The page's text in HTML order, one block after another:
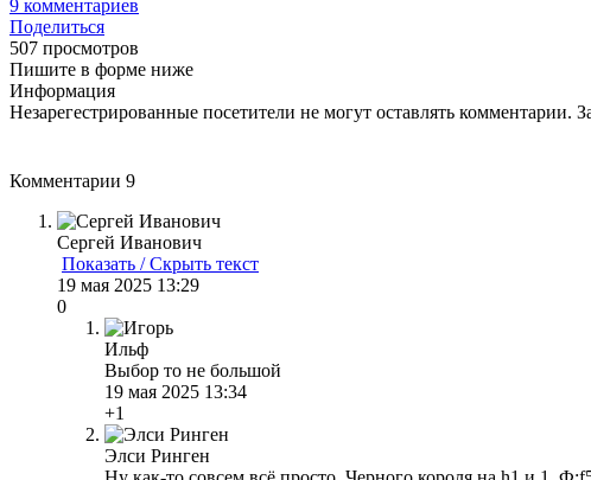
9 комментариев
Поделиться
507 просмотров
Пишите в форме ниже
Информация
Незарегестрированные посетители не могут оставлять комментарии.
Комментарии 9
Сергей Иванович
Показать / Скрыть текст
19 мая 2025 13:29
0
Ильф
Выбор то не большой
19 мая 2025 13:34
+1
Элси Ринген